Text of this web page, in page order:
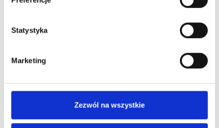
Statystyka
Marketing
Zezwól na wszystkie